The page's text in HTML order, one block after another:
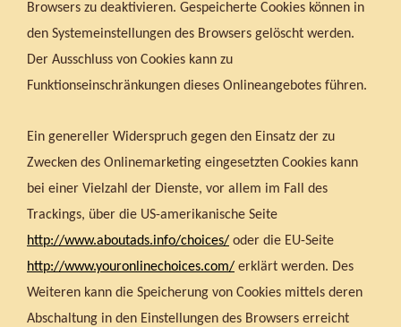
Browsers zu deaktivieren. Gespeicherte Cookies können in
den Systemeinstellungen des Browsers gelöscht werden.
Der Ausschluss von Cookies kann zu
Funktionseinschränkungen dieses Onlineangebotes führen.
Ein genereller Widerspruch gegen den Einsatz der zu
Zwecken des Onlinemarketing eingesetzten Cookies kann
bei einer Vielzahl der Dienste, vor allem im Fall des
Trackings, über die US-amerikanische Seite
http://www.aboutads.info/choices/ oder die EU-Seite
http://www.youronlinechoices.com/ erklärt werden. Des
Weiteren kann die Speicherung von Cookies mittels deren
Abschaltung in den Einstellungen des Browsers erreicht